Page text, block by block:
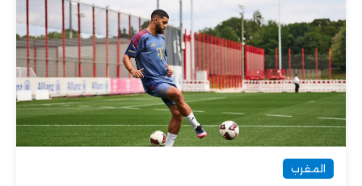
المغرب